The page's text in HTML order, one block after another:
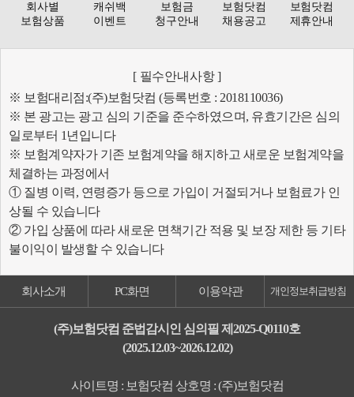
회사별
보험상품
캐쉬백
이벤트
보험금
청구안내
보험닷컴
채용공고
보험닷컴
제휴안내
[ 필수안내사항 ]
※ 보험대리점:(주)보험닷컴 (등록번호 : 2018110036)
※ 본 광고는 광고 심의 기준을 준수하였으며, 유효기간은 심의
일로부터 1년입니다
※ 보험계약자가 기존 보험계약을 해지하고 새로운 보험계약을
체결하는 과정에서
① 질병 이력, 연령증가 등으로 가입이 거절되거나 보험료가 인
상될 수 있습니다
② 가입 상품에 따라 새로운 면책기간 적용 및 보장 제한 등 기타
불이익이 발생할 수 있습니다
회사소개 PC화면 이용약관 개인정보취급방침
(주)보험닷컴 준법감시인 심의필 제2025-Q0110호
(2025.12.03~2026.12.02)
사이트명 : 보험닷컴 상호명 : (주)보험닷컴